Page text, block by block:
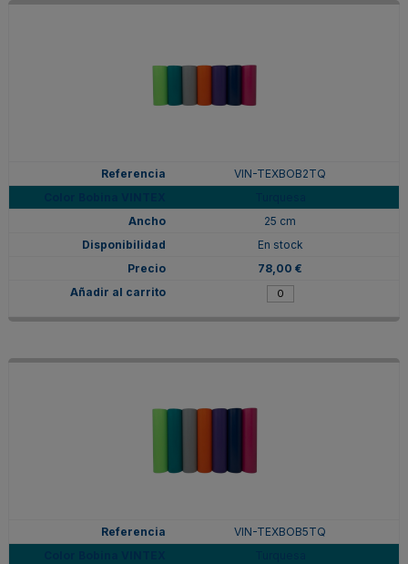
VIN-TEXBOB2TQ
25 cm
En stock
78,00 €
VIN-TEXBOB5TQ